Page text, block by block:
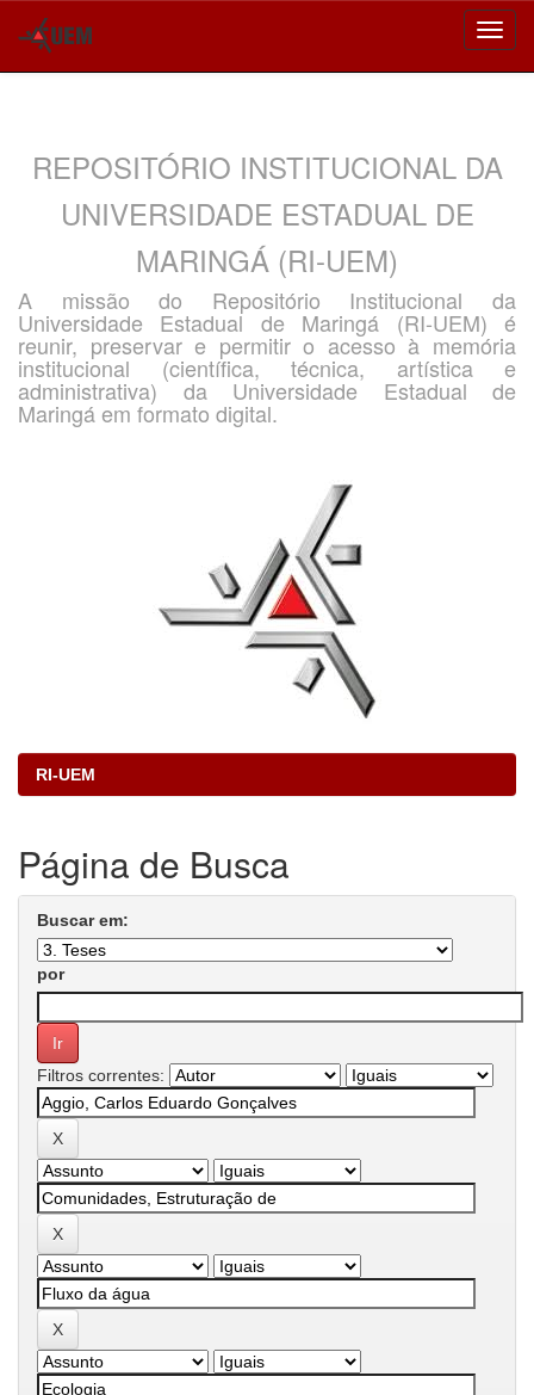
REPOSITÓRIO INSTITUCIONAL DA
UNIVERSIDADE ESTADUAL DE
MARINGÁ (RI-UEM)
A missão do Repositório Institucional da
Universidade Estadual de Maringá (RI-UEM) é
reunir, preservar e permitir o acesso à memória
institucional (científica, técnica, artística e
administrativa) da Universidade Estadual de
Maringá em formato digital.
RI-UEM
Página de Busca
Buscar em:
por
Filtros correntes: